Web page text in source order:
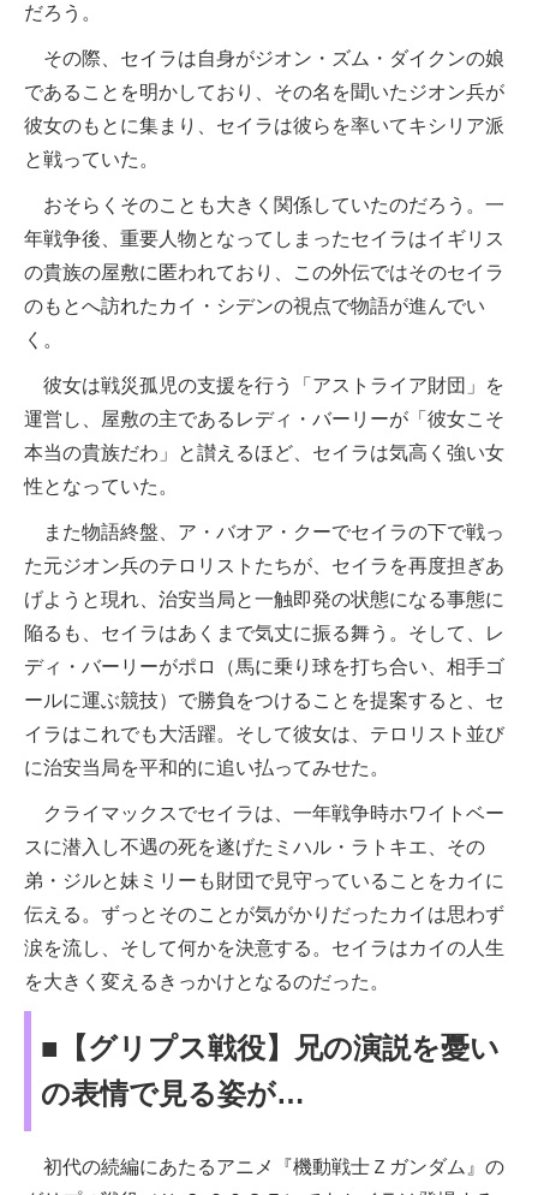
だろう。
その際、セイラは自身がジオン・ズム・ダイクンの娘
であることを明かしており、その名を聞いたジオン兵が
彼女のもとに集まり、セイラは彼らを率いてキシリア派
と戦っていた。
おそらくそのことも大きく関係していたのだろう。一
年戦争後、重要人物となってしまったセイラはイギリス
の貴族の屋敷に匿われており、この外伝ではそのセイラ
のもとへ訪れたカイ・シデンの視点で物語が進んでい
く。
彼女は戦災孤児の支援を行う「アストライア財団」を
運営し、屋敷の主であるレディ・バーリーが「彼女こそ
本当の貴族だわ」と讃えるほど、セイラは気高く強い女
性となっていた。
また物語終盤、ア・バオア・クーでセイラの下で戦っ
た元ジオン兵のテロリストたちが、セイラを再度担ぎあ
げようと現れ、治安当局と一触即発の状態になる事態に
陥るも、セイラはあくまで気丈に振る舞う。そして、レ
ディ・バーリーがポロ（馬に乗り球を打ち合い、相手ゴ
ールに運ぶ競技）で勝負をつけることを提案すると、セ
イラはこれでも大活躍。そして彼女は、テロリスト並び
に治安当局を平和的に追い払ってみせた。
クライマックスでセイラは、一年戦争時ホワイトベー
スに潜入し不遇の死を遂げたミハル・ラトキエ、その
弟・ジルと妹ミリーも財団で見守っていることをカイに
伝える。ずっとそのことが気がかりだったカイは思わず
涙を流し、そして何かを決意する。セイラはカイの人生
を大きく変えるきっかけとなるのだった。
■【グリプス戦役】兄の演説を憂い
の表情で見る姿が…
初代の続編にあたるアニメ『機動戦士Ｚガンダム』の